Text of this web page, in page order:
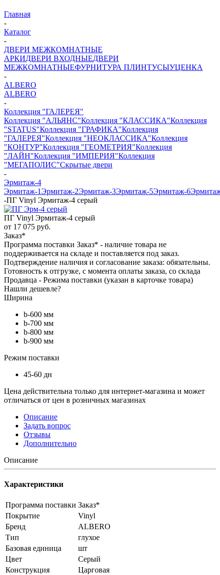
Главная
-
Каталог
-
ДВЕРИ МЕЖКОМНАТНЫЕ
АРКИДВЕРИ ВХОДНЫЕДВЕРИ
МЕЖКОМНАТНЫЕФУРНИТУРА ПЛИНТУСЫУЦЕНКА
-
ALBERO
ALBERO
-
Коллекция "ГАЛЕРЕЯ"
Коллекция "АЛЬЯНС"Коллекция "КЛАССИКА"Коллекция
"STATUS"Коллекция "ГРАФИКА"Коллекция
"ГАЛЕРЕЯ"Коллекция "НЕОКЛАССИКА"Коллекция
"КОНТУР"Коллекция "ГЕОМЕТРИЯ"Коллекция
"ЛАЙН"Коллекция "ИМПЕРИЯ"Коллекция
"МЕГАПОЛИС"Скрытые двери
-
Эрмитаж-4
Эрмитаж-1Эрмитаж-2Эрмитаж-3Эрмитаж-5Эрмитаж-6
-ПГ Vinyl Эрмитаж-4 серый
ПГ Vinyl Эрмитаж-4 серый
от 17 075 руб.
Заказ*
Программа поставки Заказ* - наличие товара не
поддерживается на складе и поставляется под заказ.
Подтверждение наличия и согласование заказа: обязательны.
Готовность к отгрузке, с момента оплаты заказа, со склада
Продавца - Режима поставки (указан в карточке товара)
Нашли дешевле?
Ширина
b-600 мм
b-700 мм
b-800 мм
b-900 мм
Режим поставки
45-60 дн
Цена действительна только для интернет-магазина и может
отличаться от цен в розничных магазинах
Описание
Задать вопрос
Отзывы
Дополнительно
Описание
Характеристики
Программа поставки Заказ*
Покрытие
Vinyl
Бренд
ALBERO
Тип
глухое
Базовая единица
шт
Цвет
Серый
Конструкция
Царговая